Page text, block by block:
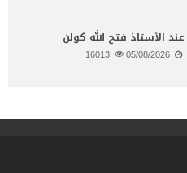
عند الأستاذ فتح الله كولن
05/08/2026